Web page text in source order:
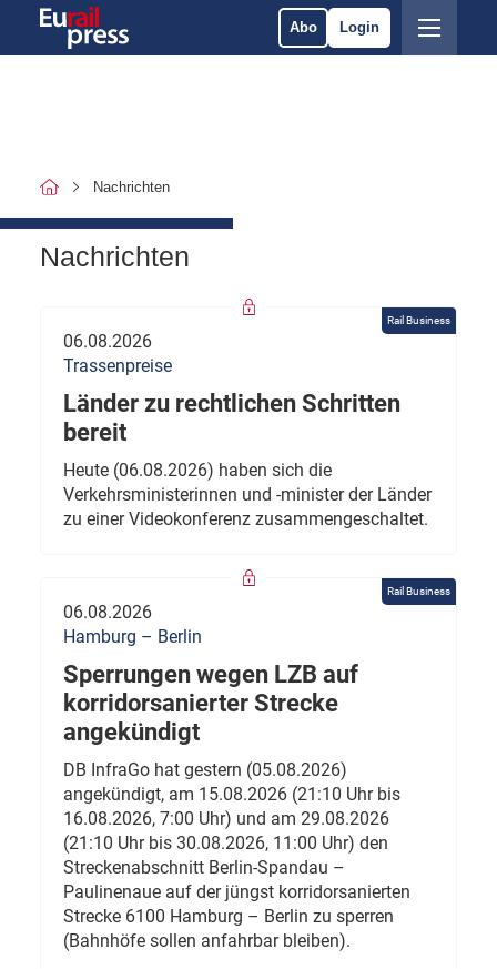
Abo Login
Nachrichten
Nachrichten
Rail Business
06.08.2026
Trassenpreise
Länder zu rechtlichen Schritten
bereit
Heute (06.08.2026) haben sich die
Verkehrsministerinnen und -minister der Länder
zu einer Videokonferenz zusammengeschaltet.
Rail Business
06.08.2026
Hamburg – Berlin
Sperrungen wegen LZB auf
korridorsanierter Strecke
angekündigt
DB InfraGo hat gestern (05.08.2026)
angekündigt, am 15.08.2026 (21:10 Uhr bis
16.08.2026, 7:00 Uhr) und am 29.08.2026
(21:10 Uhr bis 30.08.2026, 11:00 Uhr) den
Streckenabschnitt Berlin-Spandau –
Paulinenaue auf der jüngst korridorsanierten
Strecke 6100 Hamburg – Berlin zu sperren
(Bahnhöfe sollen anfahrbar bleiben).